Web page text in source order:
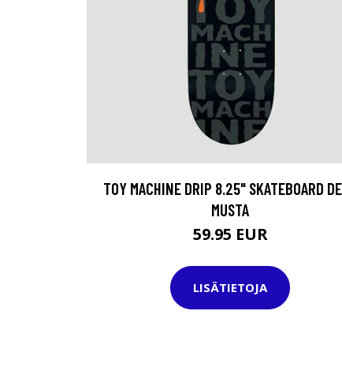
TOY MACHINE DRIP 8.25" SKATEBOARD
MUSTA
59.95 EUR
LISÄTIETOJA